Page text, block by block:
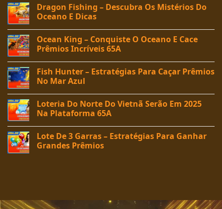
Dragon Fishing – Descubra Os Mistérios Do
Oceano E Dicas
Ocean King – Conquiste O Oceano E Cace
Prêmios Incríveis 65A
Fish Hunter – Estratégias Para Caçar Prêmios
No Mar Azul
Loteria Do Norte Do Vietnã Serão Em 2025
Na Plataforma 65A
Lote De 3 Garras – Estratégias Para Ganhar
Grandes Prêmios